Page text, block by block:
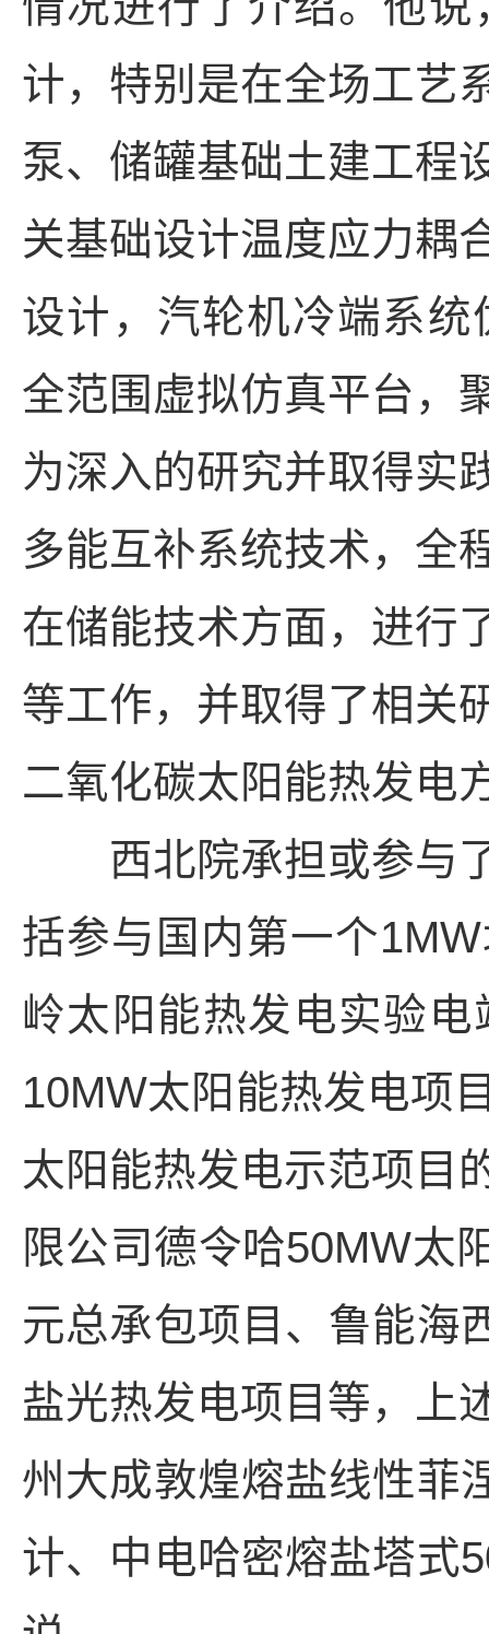
计，特别是在全场工艺
泵、储罐基础土建工程
关基础设计温度应力耦
设计，汽轮机冷端系
全范围虚拟仿真平台，
为深入的研究并取得实
多能互补系统技术，全
在储能技术方面，进行
等工作，并取得了相关
二氧化碳太阳能热发电
西北院承担或参与了
括参与国内第一个
岭太阳能热发电实验
10MW太阳能热发电项
太阳能热发电示范项目
限公司德令哈50MW太
元总承包项目、鲁能海
盐光热发电项目等，上
州大成敦煌熔盐线性菲
计、中电哈密熔盐塔式